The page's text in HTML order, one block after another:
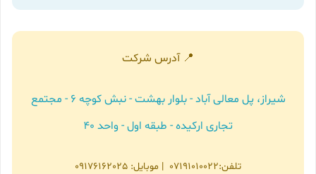
📍 آدرس شرکت
شیراز، پل معالی آباد - بلوار بهشت - نبش کوچه ۶ - مجتمع
تجاری ارکیده - طبقه اول - واحد ۴۰
تلفن:07191010022 | موبایل: 09176162025